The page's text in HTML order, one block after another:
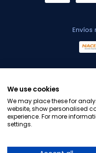
Envíos
We use cookies
We may place these for
website, show personalised
experience. For more
settings.